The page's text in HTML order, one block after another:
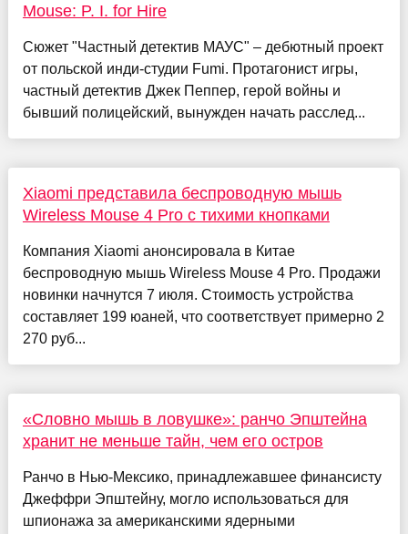
Mouse: P. I. for Hire
Сюжет "Частный детектив МАУС" – дебютный проект
от польской инди-студии Fumi. Протагонист игры,
частный детектив Джек Пеппер, герой войны и
бывший полицейский, вынужден начать расслед...
Xiaomi представила беспроводную мышь
Wireless Mouse 4 Pro с тихими кнопками
Компания Xiaomi анонсировала в Китае
беспроводную мышь Wireless Mouse 4 Pro. Продажи
новинки начнутся 7 июля. Стоимость устройства
составляет 199 юаней, что соответствует примерно 2
270 руб...
«Словно мышь в ловушке»: ранчо Эпштейна
хранит не меньше тайн, чем его остров
Ранчо в Нью-Мексико, принадлежавшее финансисту
Джеффри Эпштейну, могло использоваться для
шпионажа за американскими ядерными